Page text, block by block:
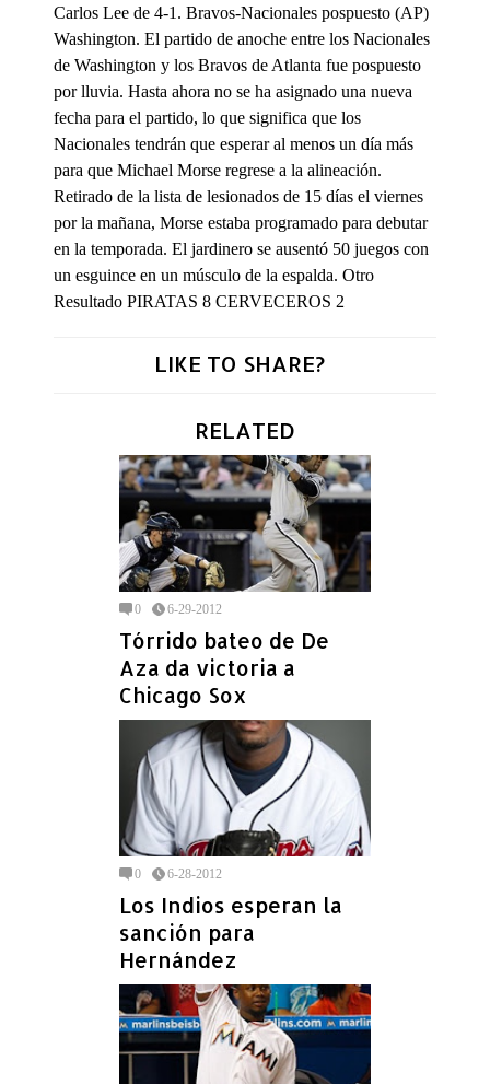
Carlos Lee de 4-1. Bravos-Nacionales pospuesto (AP)
Washington. El partido de anoche entre los Nacionales
de Washington y los Bravos de Atlanta fue pospuesto
por lluvia. Hasta ahora no se ha asignado una nueva
fecha para el partido, lo que significa que los
Nacionales tendrán que esperar al menos un día más
para que Michael Morse regrese a la alineación.
Retirado de la lista de lesionados de 15 días el viernes
por la mañana, Morse estaba programado para debutar
en la temporada. El jardinero se ausentó 50 juegos con
un esguince en un músculo de la espalda. Otro
Resultado PIRATAS 8 CERVECEROS 2
LIKE TO SHARE?
RELATED
0 6-29-2012
Tórrido bateo de De
Aza da victoria a
Chicago Sox
0 6-28-2012
Los Indios esperan la
sanción para
Hernández